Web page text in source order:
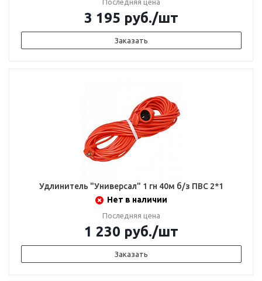
Последняя цена
3 195 руб./шт
Заказать
Удлинитель "Универсал" 1 гн 40м б/з ПВС 2*1
Нет в наличии
Последняя цена
1 230 руб./шт
Заказать